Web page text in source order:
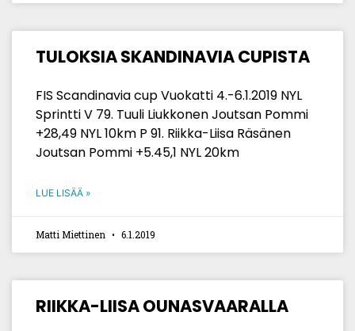
TULOKSIA SKANDINAVIA CUPISTA
FIS Scandinavia cup Vuokatti 4.-6.1.2019 NYL
Sprintti V 79. Tuuli Liukkonen Joutsan Pommi
+28,49 NYL 10km P 91. Riikka-Liisa Räsänen
Joutsan Pommi +5.45,1 NYL 20km
LUE LISÄÄ »
Matti Miettinen 6.1.2019
RIIKKA-LIISA OUNASVAARALLA